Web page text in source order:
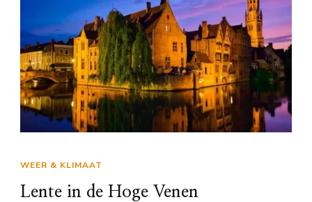
WEER & KLIMAAT
Lente in de Hoge Venen